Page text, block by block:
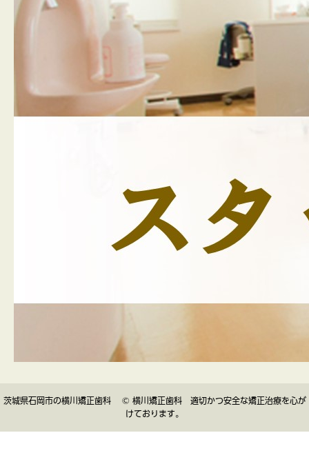
茨城県石岡市の横川矯正歯科 © 横川矯正歯科 適切かつ安全な矯正治療を心が
けております。